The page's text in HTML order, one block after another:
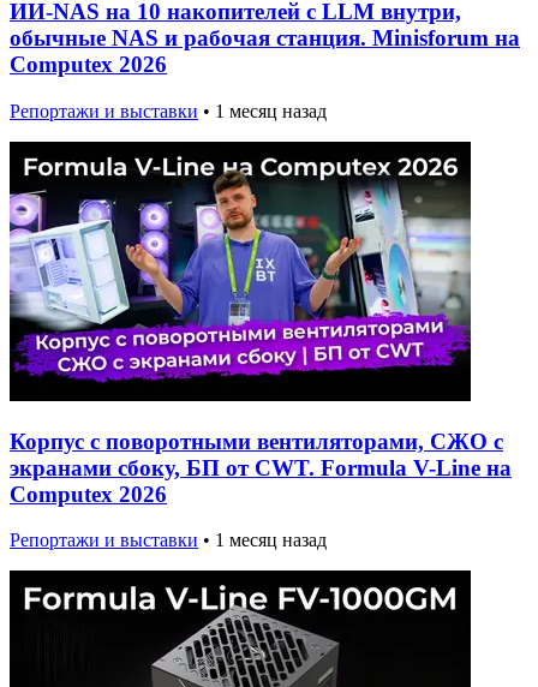
ИИ-NAS на 10 накопителей с LLM внутри,
обычные NAS и рабочая станция. Minisforum на
Computex 2026
Репортажи и выставки • 1 месяц назад
Корпус с поворотными вентиляторами, СЖО с
экранами сбоку, БП от CWT. Formula V-Line на
Computex 2026
Репортажи и выставки • 1 месяц назад